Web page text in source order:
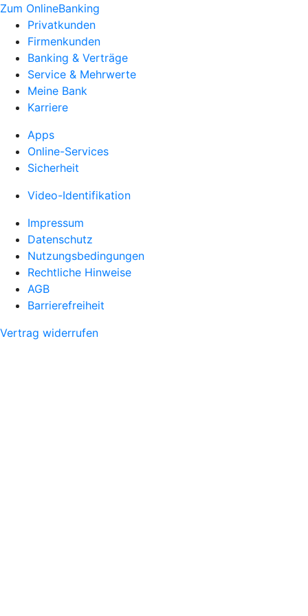
Zum OnlineBanking
Privatkunden
Firmenkunden
Banking & Verträge
Service & Mehrwerte
Meine Bank
Karriere
Apps
Online-Services
Sicherheit
Video-Identifikation
Impressum
Datenschutz
Nutzungsbedingungen
Rechtliche Hinweise
AGB
Barrierefreiheit
Vertrag widerrufen